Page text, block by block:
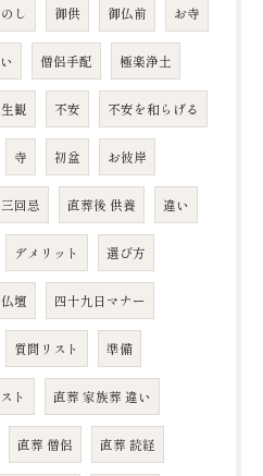
のし 御供 御仏前 お寺
僧侶手配 極楽浄土
観 不安 不安を和らげる
寺 初盆 お彼岸
三回忌 直葬後 供養 違い
デメリット 選び方
仏壇 四十九日マナー
質問リスト 準備
ト 直葬 家族葬 違い
直葬 僧侶 直葬 読経